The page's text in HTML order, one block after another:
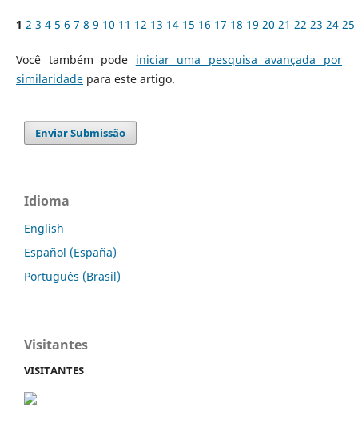
1 2 3 4 5 6 7 8 9 10 11 12 13 14 15 16 17 18 19 20 21 22 23 24 25
Você também pode iniciar uma pesquisa avançada por
similaridadepara este artigo.
Enviar Submissão
Idioma
English
Español (España)
Português (Brasil)
Visitantes
VISITANTES